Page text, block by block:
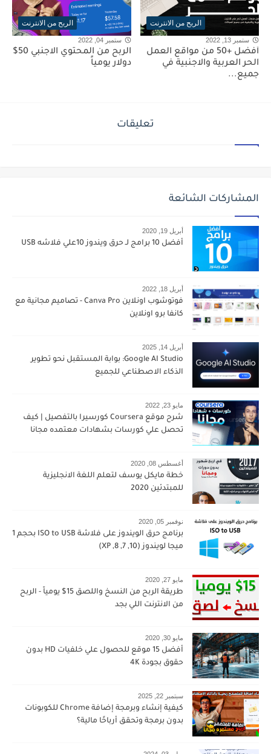
الربح من الانترنت
ستمبر 13, 2022
أفضل +50 من مواقع العمل
الحر العربية والاجنبية في
جميع...
الربح من الانترنت
ستمبر 04, 2022
الربح من المحتوي الاجنبي 50$
دولار يومياً
تعليقات
المشاركات الشائعة
أبريل 19, 2020
أفضل 10 برامج لـ حرق ويندوز 10علي فلاشه USB
أبريل 18, 2022
فوتوشوب اونلاين Canva Pro - تصاميم مجانية مع
كانفا برو اونلاين
أبريل 14, 2025
Google AI Studio: بوابة المستقبل نحو تطوير
الذكاء الاصطناعي للجميع
مايو 23, 2022
شرح موقع Coursera كورسيرا بالتفصيل | كيف
تحصل علي كورسات بشهادات معتمده مجانا
أغسطس 08, 2020
خطة مايكل يوسف لتعلم اللغة الانجليزية
للمبتدئين 2020
نوفمبر 05, 2020
برنامج حرق الويندوز على فلاشة ISO to USB بحجم 1
ميجا لويندوز (10, 7, 8, XP)
مايو 27, 2020
طريقة الربح من النسخ واللصق 15$ يومياً - الربح
من الانترنت اللي بجد
مايو 30, 2020
أفضل 15 موقع للحصول علي خلفيات HD بدون
حقوق بجودة 4K
سبتمبر 22, 2025
كيفية إنشاء وبرمجة إضافة Chrome للكوبونات
بدون برمجة وتحقق أرباحًا مالية؟